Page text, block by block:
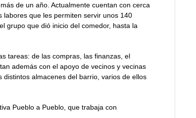
de un año. Actualmente cuentan con cerca
que les permiten servir unos 140
grupo que dió inicio del comedor, hasta la
tareas: de las compras, las finanzas, el
además con el apoyo de vecinos y vecinas
almacenes del barrio, varios de ellos
Pueblo a Pueblo, que trabaja con